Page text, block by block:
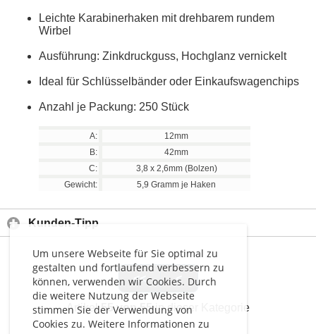
Um unsere Webseite für Sie optimal zu
gestalten und fortlaufend verbessern zu
können, verwenden wir Cookies. Durch
die weitere Nutzung der Webseite
stimmen Sie der Verwendung von
Cookies zu. Weitere Informationen zu
Leichte Karabinerhaken mit drehbarem rundem
Wirbel
Ausführung: Zinkdruckguss, Hochglanz vernickelt
Ideal für Schlüsselbänder oder Einkaufswagenchips
Anzahl je Packung: 250 Stück
A:
12mm
B:
42mm
C:
3,8 x 2,6mm (Bolzen)
Gewicht:
5,9 Gramm je Haken
Kunden-Tipp
<< <
Artikel55 von 55in dieser Kategorie